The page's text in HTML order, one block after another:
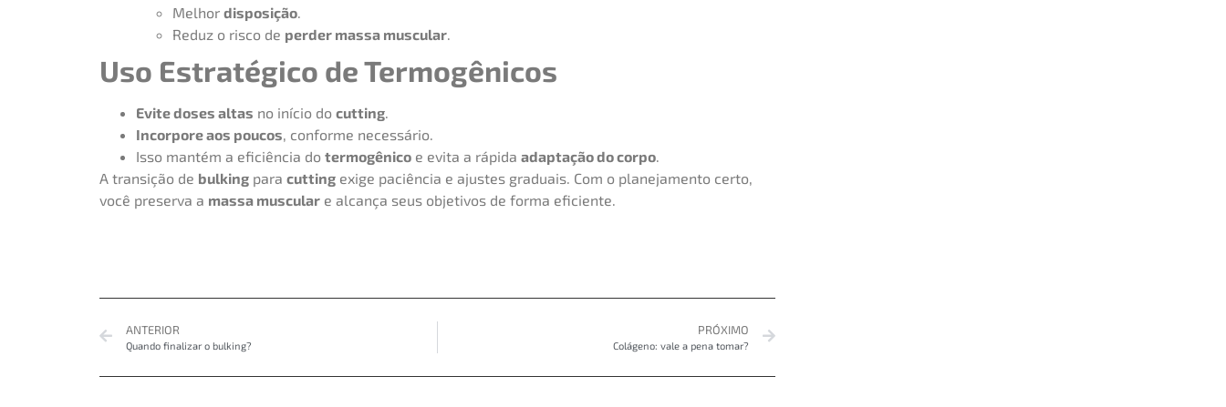
Melhor disposição.
Reduz o risco de perder massa muscular.
Uso Estratégico de Termogênicos
Evite doses altas no início do cutting.
Incorpore aos poucos , conforme necessário.
Isso mantém a eficiência do termogênicoe evita a rápida adaptação do corpo.
A transição de bulkingpara cuttingexige paciência e ajustes graduais. Com o planejamento certo,
você preserva a massa musculare alcança seus objetivos de forma eficiente.
ANTERIOR
Quando finalizar o bulking?
PRÓXIMO
Colágeno: vale a pena tomar?